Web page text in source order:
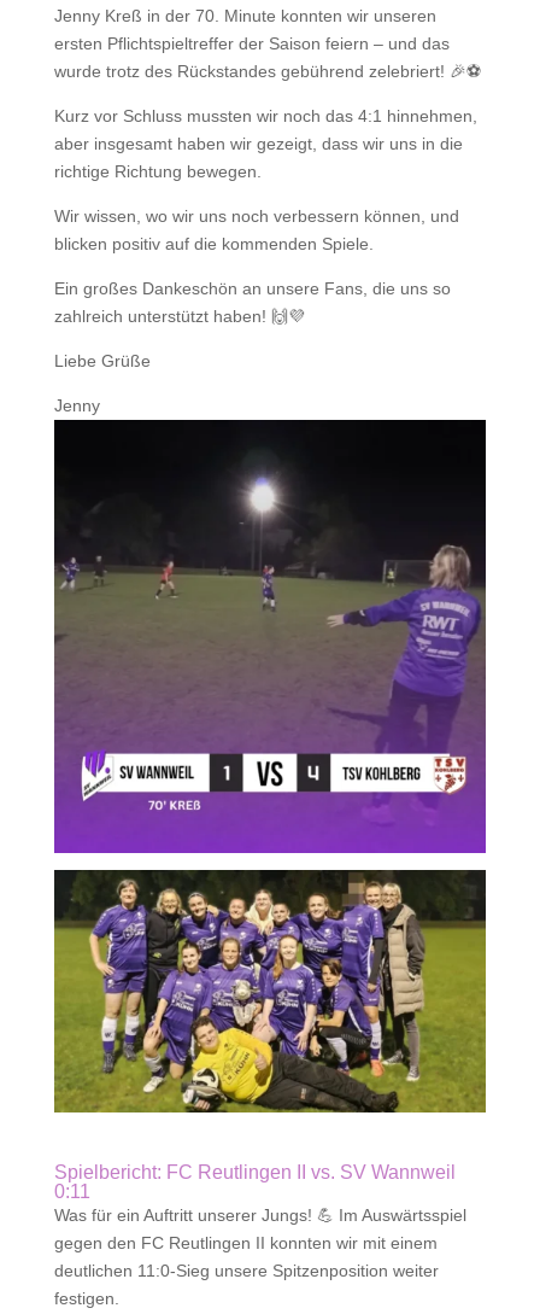
Jenny Kreß in der 70. Minute konnten wir unseren
ersten Pflichtspieltreffer der Saison feiern – und das
wurde trotz des Rückstandes gebührend zelebriert! 🎉⚽
Kurz vor Schluss mussten wir noch das 4:1 hinnehmen,
aber insgesamt haben wir gezeigt, dass wir uns in die
richtige Richtung bewegen.
Wir wissen, wo wir uns noch verbessern können, und
blicken positiv auf die kommenden Spiele.
Ein großes Dankeschön an unsere Fans, die uns so
zahlreich unterstützt haben! 🙌💜
Liebe Grüße
Jenny
Spielbericht: FC Reutlingen II vs. SV Wannweil
0:11
Was für ein Auftritt unserer Jungs! 💪 Im Auswärtsspiel
gegen den FC Reutlingen II konnten wir mit einem
deutlichen 11:0-Sieg unsere Spitzenposition weiter
festigen.